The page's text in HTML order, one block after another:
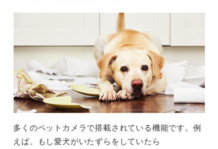
多くのペットカメラで搭載されている機能です。例
えば、もし愛犬がいたずらをしていたら